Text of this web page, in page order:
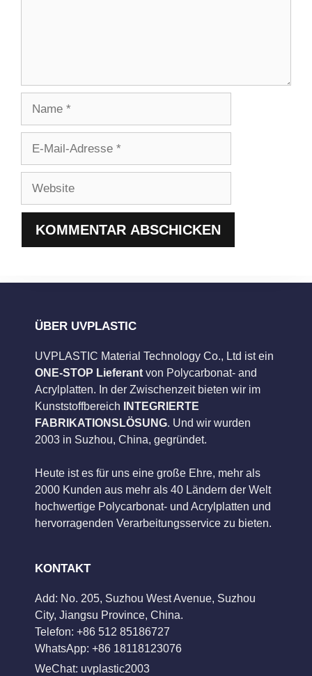
Adresse
ÜBER UVPLASTIC
UVPLASTIC Material Technology Co., Ltd ist ein
ONE-STOP Lieferant von Polycarbonat- and
Acrylplatten. In der Zwischenzeit bieten wir im
Kunststoffbereich
INTEGRIERTE
FABRIKATIONSLÖSUNG. Und wir wurden
2003 in Suzhou, China, gegründet.
Heute ist es für uns eine große Ehre, mehr als
2000 Kunden aus mehr als 40 Ländern der Welt
hochwertige Polycarbonat- und Acrylplatten und
hervorragenden Verarbeitungsservice zu bieten.
KONTAKT
Add: No. 205, Suzhou West Avenue, Suzhou
City, Jiangsu Province, China.
Telefon: +86 512 85186727
WhatsApp: +86 18118123076
WeChat: uvplastic2003